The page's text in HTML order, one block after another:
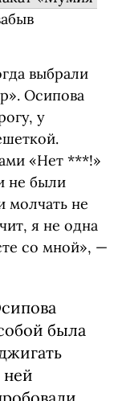
выбрали
Осипова
у
«Нет ***!»
не были
молчать не
я не одна
со мной», —
была
ней